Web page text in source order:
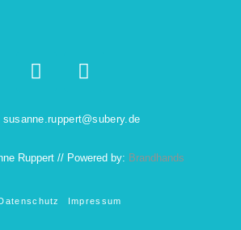
susanne.ruppert@subery.de
Ruppert // Powered by: Brandhands
Impressum